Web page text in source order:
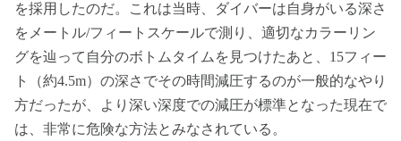
を採用したのだ。これは当時、ダイバーは自身がいる深さ
をメートル/フィートスケールで測り、適切なカラーリン
グを辿って自分のボトムタイムを見つけたあと、15フィー
ト（約4.5m）の深さでその時間減圧するのが一般的なやり
方だったが、より深い深度での減圧が標準となった現在で
は、非常に危険な方法とみなされている。